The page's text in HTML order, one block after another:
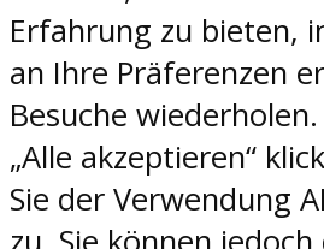
Erfahrung zu bieten,
an Ihre Präferenzen
Besuche
„Alle akzeptieren“
Sie der Verwendung